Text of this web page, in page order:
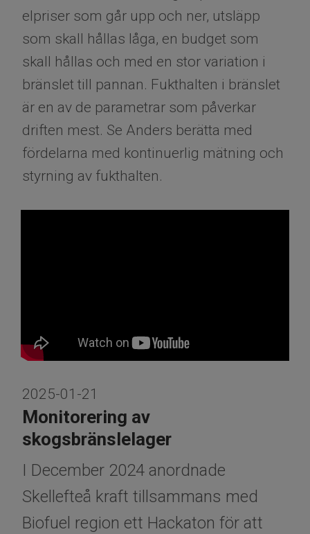
elpriser som går upp och ner, utsläpp
som skall hållas låga, en budget som
skall hållas och med en stor variation i
bränslet till pannan. Fukthalten i bränslet
är en av de parametrar som påverkar
driften mest. Se Anders berätta med
fördelarna med kontinuerlig mätning och
styrning av fukthalten.
2025-01-21
Monitorering av
skogsbränslelager
I December 2024 anordnade
Skellefteå kraft tillsammans med
Biofuel region ett Hackaton för att